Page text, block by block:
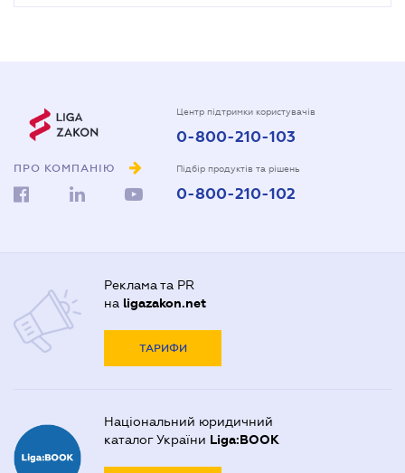
ПРО КОМПАНІЮ
Центр підтримки користувачів
0-800-210-103
Підбір продуктів та рішень
0-800-210-102
Реклама та PR
на ligazakon.net
ТАРИФИ
Національний юридичний
каталог України Liga:BOOK